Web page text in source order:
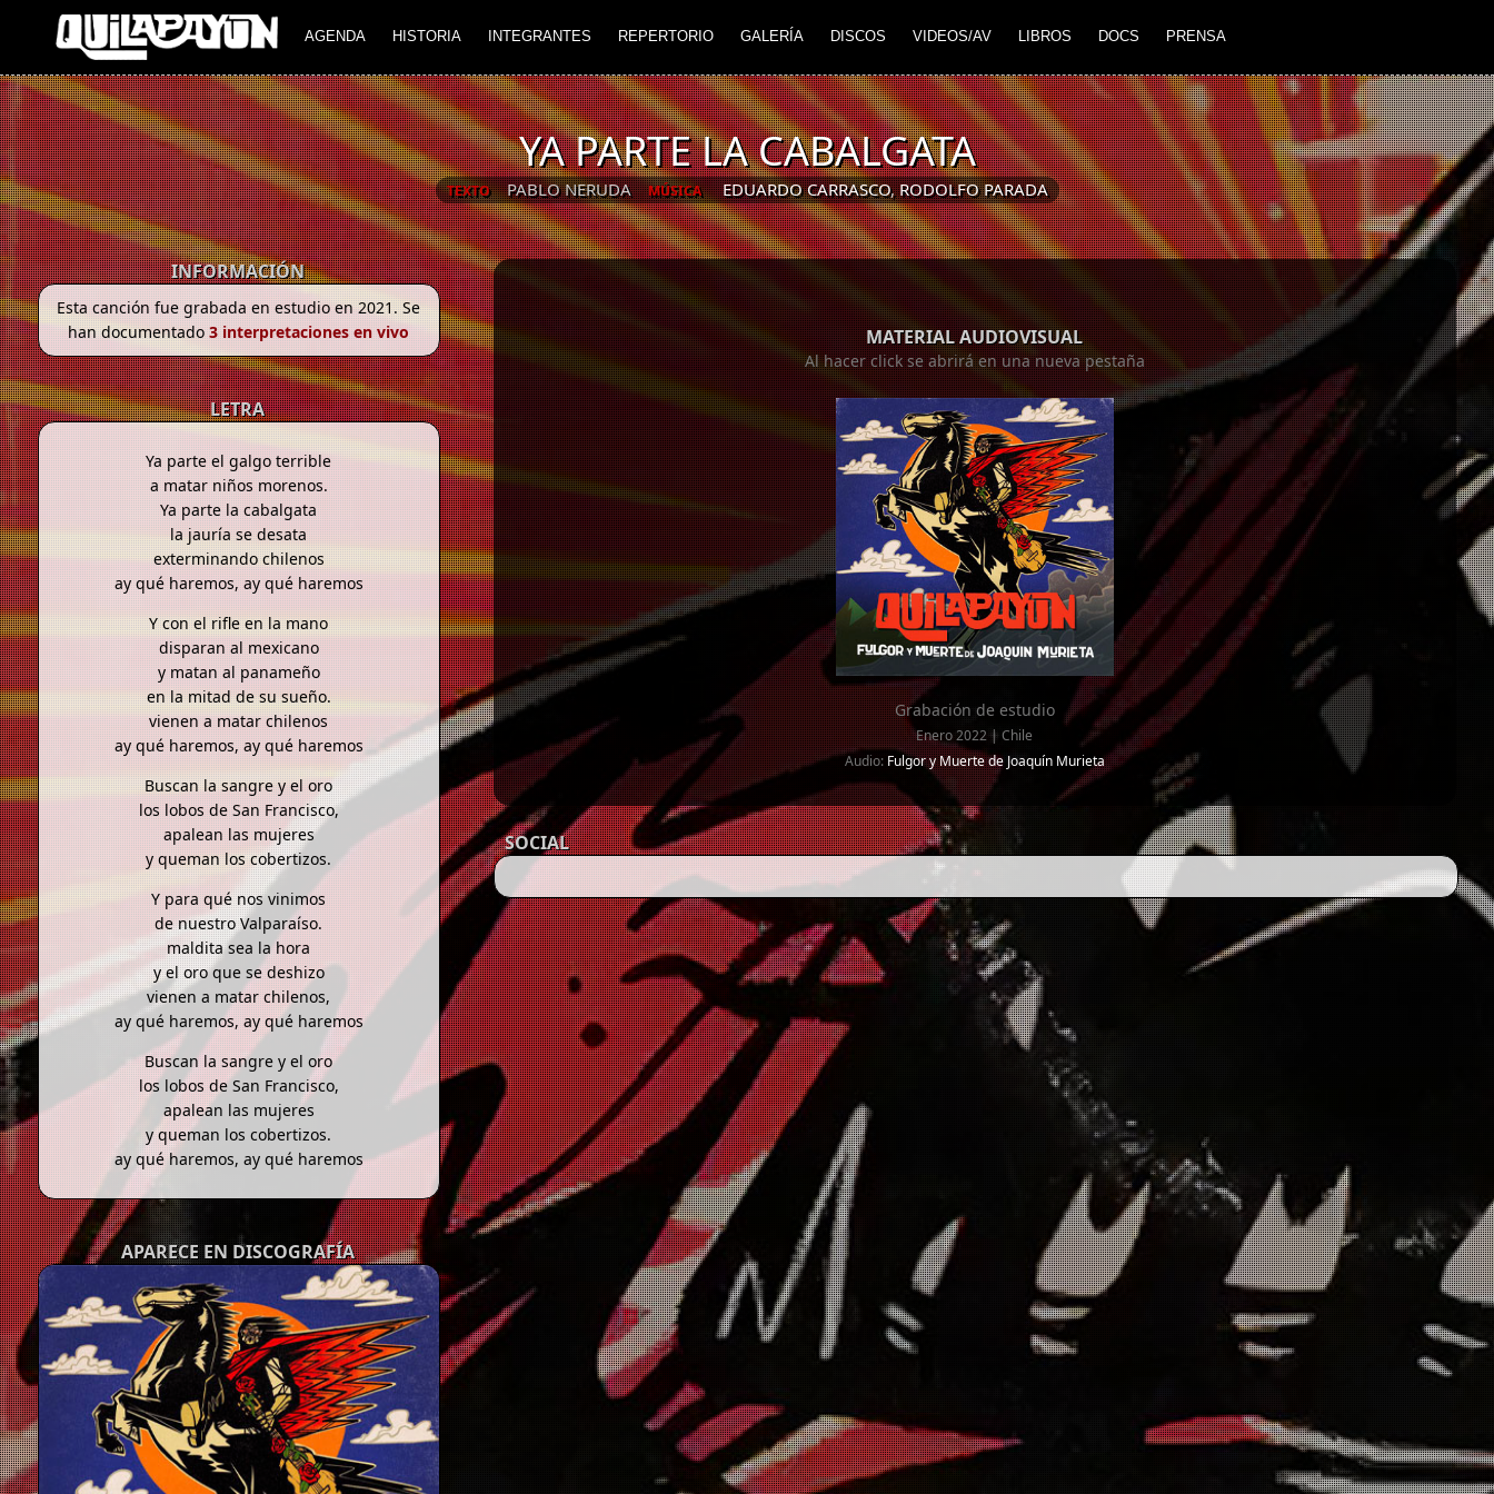
AGENDA HISTORIA INTEGRANTES REPERTORIO GALERÍA DISCOS VIDEOS/AV LIBROS DOCS PRENSA
YA PARTE LA CABALGATA
TEXTO PABLO NERUDA MÚSICA EDUARDO CARRASCO,RODOLFO PARADA
INFORMACIÓN
Esta canción fue grabada en estudio en 2021. Se
han documentado3 interpretaciones en vivo
LETRA
Ya parte el galgo terrible
a matar niños morenos.
Ya parte la cabalgata
la jauría se desata
exterminando chilenos
ay qué haremos, ay qué haremos
Y con el rifle en la mano
disparan al mexicano
y matan al panameño
en la mitad de su sueño.
vienen a matar chilenos
ay qué haremos, ay qué haremos
Buscan la sangre y el oro
los lobos de San Francisco,
apalean las mujeres
y queman los cobertizos.
Y para qué nos vinimos
de nuestro Valparaíso.
maldita sea la hora
y el oro que se deshizo
vienen a matar chilenos,
ay qué haremos, ay qué haremos
Buscan la sangre y el oro
los lobos de San Francisco,
apalean las mujeres
y queman los cobertizos.
ay qué haremos, ay qué haremos
APARECE EN DISCOGRAFÍA
MATERIAL AUDIOVISUAL
Al hacer click se abrirá en una nueva pestaña
Grabación de estudio
Enero 2022 | Chile
Audio: Fulgor y Muerte de Joaquín Murieta
SOCIAL